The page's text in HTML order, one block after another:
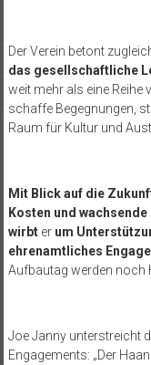
Der Verein betont
das gesellschaftliche
weit mehr als eine
schaffe Begegnungen,
Raum für Kultur und
Mit Blick auf die
Kosten und
wirbter um
ehrenamtliches
Aufbautag werden noch
Joe Janny unterstreicht
Engagements: „Der